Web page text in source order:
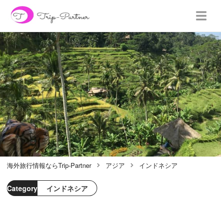
海外旅行情報ならTrip-Partner アジア インドネシア
Category インドネシア